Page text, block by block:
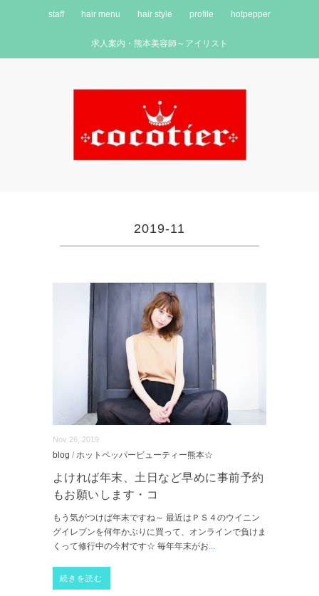
staff hair menu hair style profile hotpepper
求人案内・熊本美容師～アイリスト
2019-11
Nov 26, 2019
blog / ホットペッパービューティー熊本☆
よければ年末、土日など早めに事前予約
もお願いします・コ
もう気がつけば年末ですね～ 最近はＰＳ４のウイニン
グイレブンを何年かぶりに買って、オンラインで負けま
くって修行中の今村です☆ 毎年年末がお...
続きを読む